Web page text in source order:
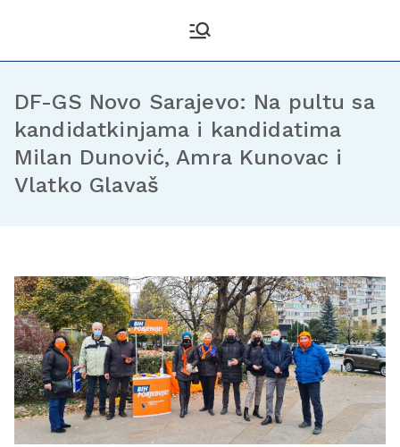
DF-GS Novo Sarajevo: Na pultu sa
kandidatkinjama i kandidatima
Milan Dunović, Amra Kunovac i
Vlatko Glavaš